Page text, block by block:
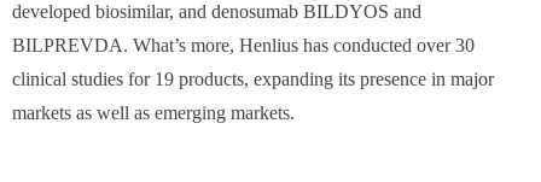
developed biosimilar, and denosumab BILDYOS and
BILPREVDA. What’s more, Henlius has conducted over 30
clinical studies for 19 products, expanding its presence in major
markets as well as emerging markets.